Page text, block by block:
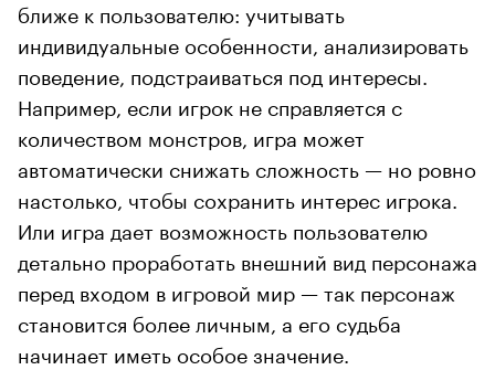
ближе к пользователю: учитывать
индивидуальные особенности, анализировать
поведение, подстраиваться под интересы.
Например, если игрок не справляется с
количеством монстров, игра может
автоматически снижать сложность — но ровно
настолько, чтобы сохранить интерес игрока.
Или игра дает возможность пользователю
детально проработать внешний вид персонажа
перед входом в игровой мир — так персонаж
становится более личным, а его судьба
начинает иметь особое значение.